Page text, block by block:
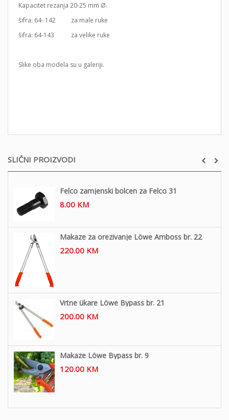
SLIČNI PROIZVODI
Felco zamjenski bolcen za Felco 31
8.00 KM
Makaze za orezivanje Löwe Amboss br. 22
220.00 KM
Vrtne ükare Löwe Bypass br. 21
200.00 KM
Makaze Löwe Bypass br. 9
120.00 KM
Kapacitet rezanja 20-25 mm Ø.
šifra: 64- 142 za male ruke
šifra: 64-143 za velike ruke
Slike oba modela su u galeriji.